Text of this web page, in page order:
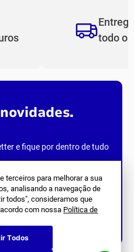
terceiros para melhorar a sua
analisando a navegação de
todos", consideramos que
com nossa Política de
Todos
todo o
e fique por dentro de tudo